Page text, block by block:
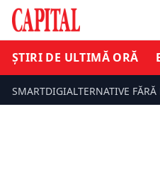
ȘTIRI DE ULTIMĂ ORĂ
SMARTDIGIALTERNATIVE FĂRĂ